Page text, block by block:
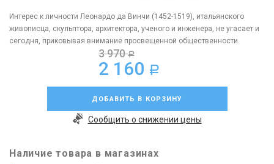
Интерес к личности Леонардо да Винчи (1452-1519), итальянского
живописца, скульптора, архитектора, ученого и инженера, не угасает и
сегодня, приковывая внимание просвещенной общественности.
3 970a
2 160 a
ДОБАВИТЬ В КОРЗИНУ
Сообщить о снижении цены
Наличие товара в магазинах